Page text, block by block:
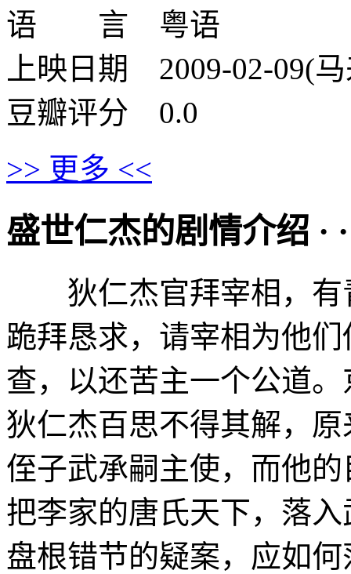
语 言 粤语
上映日期 2009-02-09(
豆瓣评分 0.0
>> 更多 <<
盛世仁杰的剧情介绍 · ·
狄仁杰官拜宰相，有
跪拜恳求，请宰相为他
查，以还苦主一个公道
狄仁杰百思不得其解，
侄子武承嗣主使，而他
把李家的唐氏天下，落
盘根错节的疑案，应如